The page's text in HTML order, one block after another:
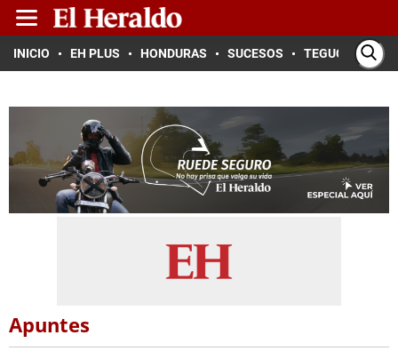
INICIO EH PLUS HONDURAS SUCESOS TEGUCIGALPA
Apuntes